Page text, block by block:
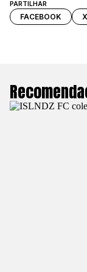
PARTILHAR
FACEBOOK X